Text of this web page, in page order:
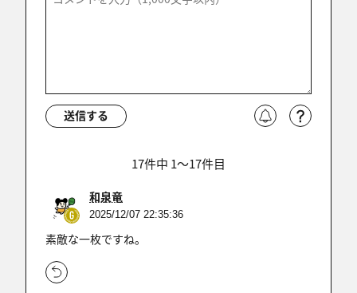
送信する
17件中 1〜17件目
和泉竜
2025/12/07 22:35:36
素敵な一枚ですね。